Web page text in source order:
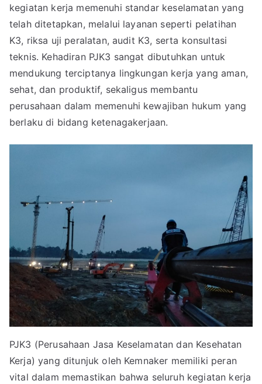
kegiatan kerja memenuhi standar keselamatan yang
telah ditetapkan, melalui layanan seperti pelatihan
K3, riksa uji peralatan, audit K3, serta konsultasi
teknis. Kehadiran PJK3 sangat dibutuhkan untuk
mendukung terciptanya lingkungan kerja yang aman,
sehat, dan produktif, sekaligus membantu
perusahaan dalam memenuhi kewajiban hukum yang
berlaku di bidang ketenagakerjaan.
PJK3 (Perusahaan Jasa Keselamatan dan Kesehatan
Kerja) yang ditunjuk oleh Kemnaker memiliki peran
vital dalam memastikan bahwa seluruh kegiatan kerja